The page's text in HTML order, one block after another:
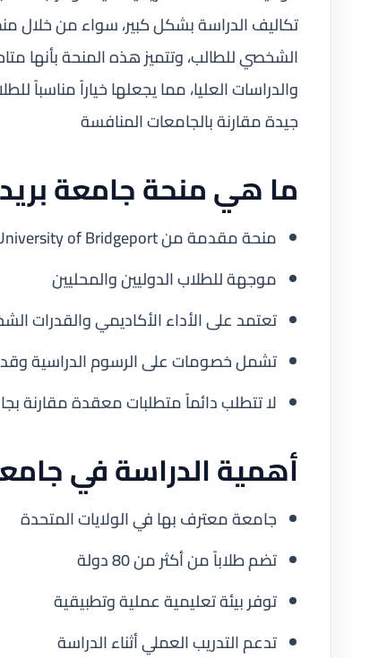
تكاليف الدراسة بشكل كبير، سواء من خلال
الشخصي للطالب، وتتميز هذه المنحة بأنها
والدراسات العليا، مما يجعلها خياراً
جيدة مقارنة بالجامعات المنافسة
ما هي منحة جامعة
منحة مقدمة من University of Bridgeport في ولاية كونيتيكت الأمريكية
موجهة للطلاب الدوليين والمحليين
تعتمد على الأداء الأكاديمي والقدرات
تشمل خصومات على الرسوم الدراسية
لا تتطلب دائماً متطلبات معقدة مقارنة
أهمية الدراسة في
جامعة معترف بها في الولايات المتحدة
تضم طلاباً من أكثر من 80 دولة
توفر بيئة تعليمية عملية وتطبيقية
تدعم التدريب العملي أثناء الدراسة